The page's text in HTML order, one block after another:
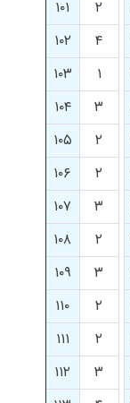
۲
۱۰۱
۴
۱۰۲
۱
۱۰۳
۳
۱۰۴
۲
۱۰۵
۲
۱۰۶
۳
۱۰۷
۲
۱۰۸
۳
۱۰۹
۲
۱۱۰
۲
۱۱۱
۳
۱۱۲